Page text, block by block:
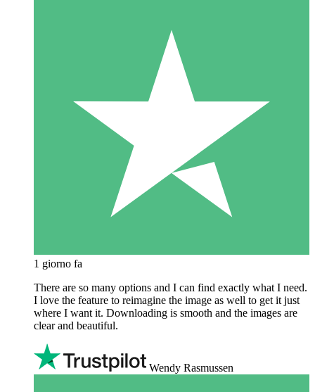
1 giorno fa
There are so many options and I can find exactly what I need.
I love the feature to reimagine the image as well to get it just
where I want it. Downloading is smooth and the images are
clear and beautiful.
Wendy Rasmussen